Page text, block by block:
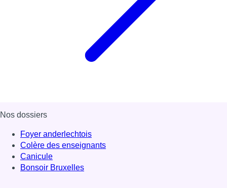
Nos dossiers
Foyer anderlechtois
Colère des enseignants
Canicule
Bonsoir Bruxelles